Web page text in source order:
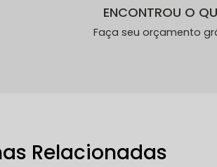
ENCONTROU O
Faça seu orçamento
Relacionadas